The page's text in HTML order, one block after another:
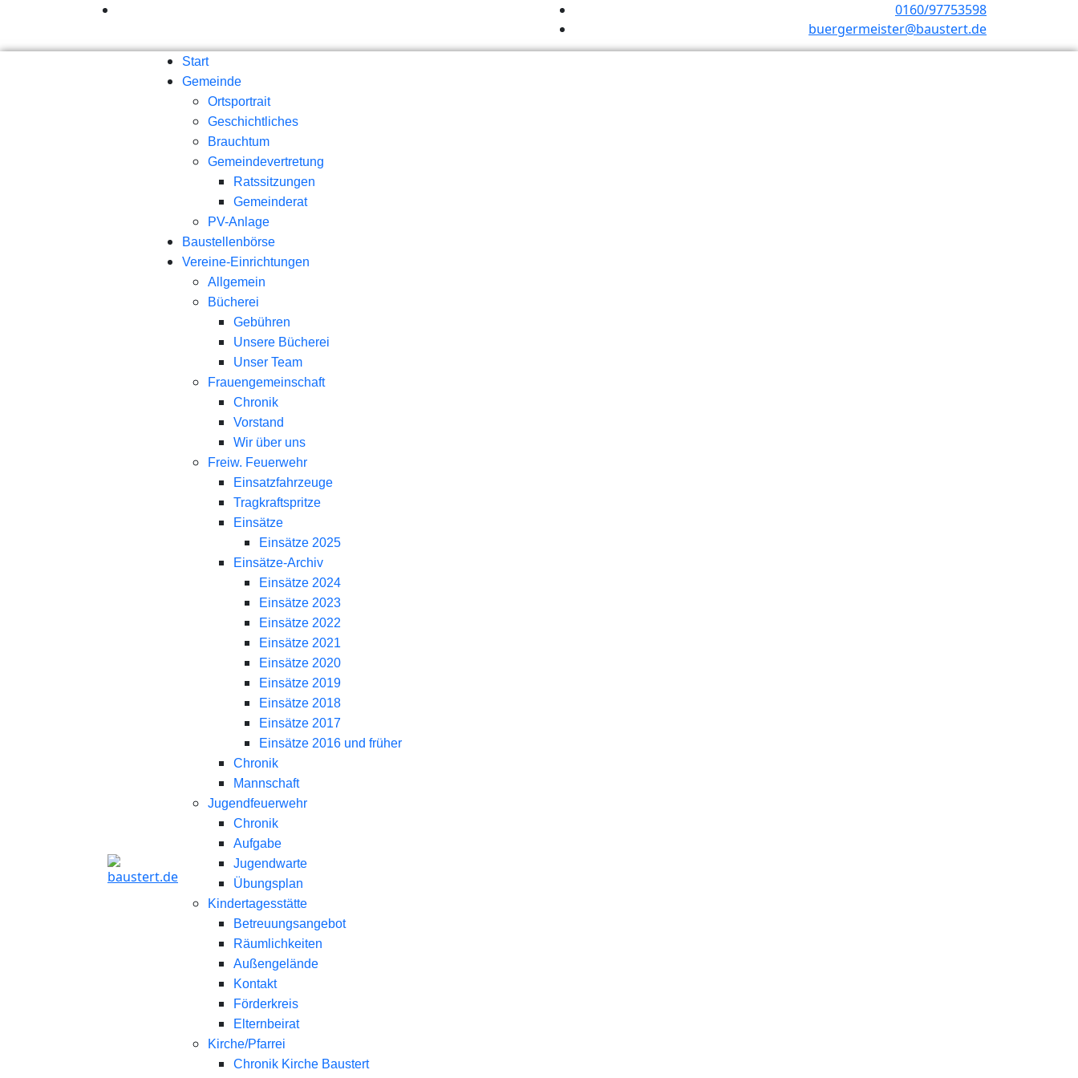
0160/97753598
buergermeister@baustert.de
Start
Gemeinde
Ortsportrait
Geschichtliches
Brauchtum
Gemeindevertretung
Ratssitzungen
Gemeinderat
PV-Anlage
Baustellenbörse
Vereine-Einrichtungen
Allgemein
Bücherei
Gebühren
Unsere Bücherei
Unser Team
Frauengemeinschaft
Chronik
Vorstand
Wir über uns
Freiw. Feuerwehr
Einsatzfahrzeuge
Tragkraftspritze
Einsätze
Einsätze 2025
Einsätze-Archiv
Einsätze 2024
Einsätze 2023
Einsätze 2022
Einsätze 2021
Einsätze 2020
Einsätze 2019
Einsätze 2018
Einsätze 2017
Einsätze 2016 und früher
Chronik
Mannschaft
Jugendfeuerwehr
Chronik
Aufgabe
Jugendwarte
Übungsplan
Kindertagesstätte
Betreuungsangebot
Räumlichkeiten
Außengelände
Kontakt
Förderkreis
Elternbeirat
Kirche/Pfarrei
Chronik Kirche Baustert